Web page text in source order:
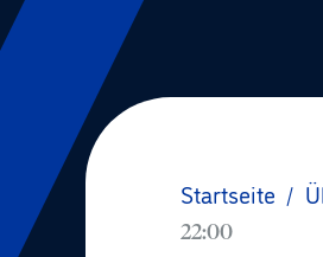
Startseite /
22:00